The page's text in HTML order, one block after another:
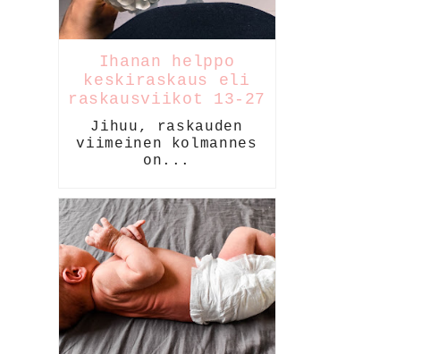
Ihanan helppo
keskiraskaus eli
raskausviikot 13-27
Jihuu, raskauden
viimeinen kolmannes
on...